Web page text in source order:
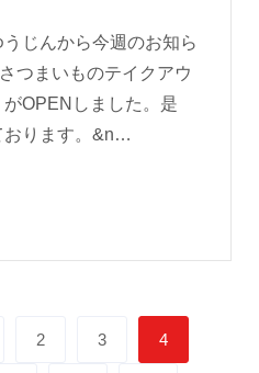
じんから今週のお知ら
つまいものテイクアウ
がOPENしました。是
おります。&n…
2 3 4